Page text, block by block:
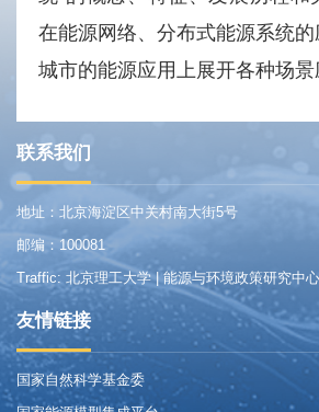
在能源网络、分布式能源系统
城市的能源应用上展开各种场景
联系我们
地址：北京海淀区中关村南大街5号
邮编：100081
Traffic: 北京理工大学 | 能源与环境政策研究中心
友情链接
国家自然科学基金委